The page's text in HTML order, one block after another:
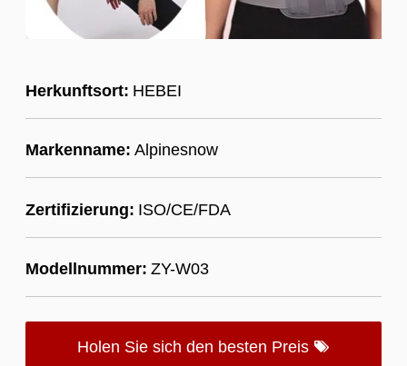
Herkunftsort: HEBEI
Markenname: Alpinesnow
Zertifizierung: ISO/CE/FDA
Modellnummer: ZY-W03
Holen Sie sich den besten Preis